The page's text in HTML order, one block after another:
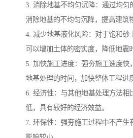
3. 消除地基不均匀沉降：通过均匀
消除地基的不均匀沉降，提高建筑
4. 减少地基液化风险：对于饱和砂
可以增加土体的密实度，降低地震
5. 加快施工进度：强夯施工速度快
地基处理的时间，加快整体工程进
6. 经济性：与其他地基处理方法相
低，具有较好的经济效益。
7. 环保性：强夯施工过程中不产生